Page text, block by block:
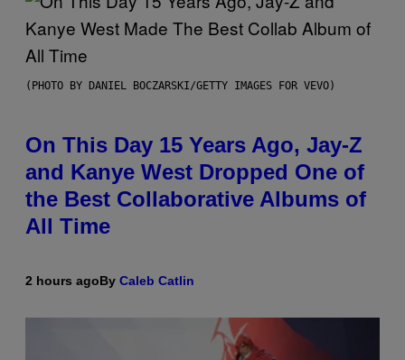
(PHOTO BY DANIEL BOCZARSKI/GETTY IMAGES FOR VEVO)
On This Day 15 Years Ago, Jay-Z
and Kanye West Dropped One of
the Best Collaborative Albums of
All Time
2 hours agoBy Caleb Catlin